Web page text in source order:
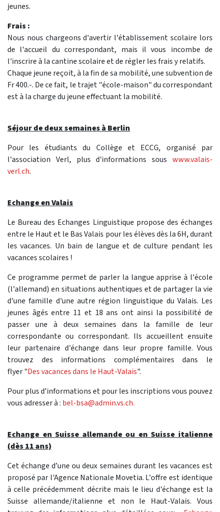
jeunes.
Frais :
Nous nous chargeons d'avertir l'établissement scolaire lors
de l'accueil du correspondant, mais il vous incombe de
l'inscrire à la cantine scolaire et de régler les frais y relatifs.
Chaque jeune reçoit, à la fin de sa mobilité, une subvention de
Fr 400.-. De ce fait, le trajet "école-maison" du correspondant
est à la charge du jeune effectuant la mobilité.
Séjour de deux semaines à Berlin
Pour les étudiants du Collège et ECCG, organisé par
l'association Verl, plus d'informations sous www.valais-
verl.ch.
Echange en Valais
Le Bureau des Echanges Linguistique propose des échanges
entre le Haut et le Bas Valais pour les élèves dès la 6H, durant
les vacances. Un bain de langue et de culture pendant les
vacances scolaires !
Ce programme permet de parler la langue apprise à l'école
(l'allemand) en situations authentiques et de partager la vie
d'une famille d'une autre région linguistique du Valais. Les
jeunes âgés entre 11 et 18 ans ont ainsi la possibilité de
passer une à deux semaines dans la famille de leur
correspondante ou correspondant. Ils accueillent ensuite
leur partenaire d'échange dans leur propre famille. Vous
trouvez des informations complémentaires dans le
flyer "Des vacances dans le Haut-Valais".
Pour plus d’informations et pour les inscriptions vous pouvez
vous adresser à : bel-bsa@admin.vs.ch.
Echange en Suisse allemande ou en Suisse italienne
(dès 11 ans)
Cet échange d’une ou deux semaines durant les vacances est
proposé par l'Agence Nationale Movetia. L'offre est identique
à celle précédemment décrite mais le lieu d'échange est la
Suisse allemande/italienne et non le Haut-Valais. Vous